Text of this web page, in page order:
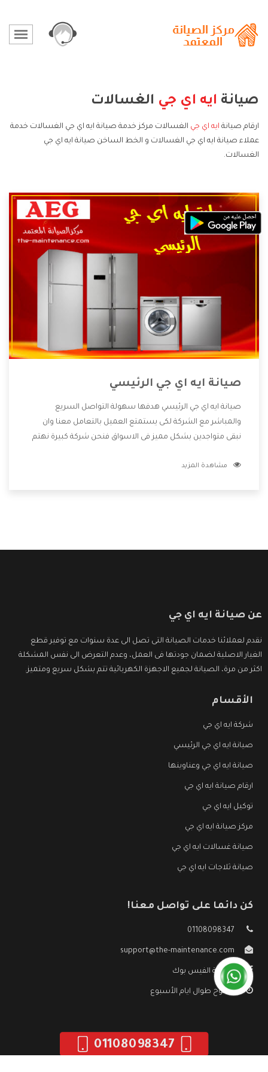
صيانة ايه اي جي الغسالات
ارقام صيانة ايه اي جي الغسالات مركز خدمة صيانة ايه اي جي الغسالات خدمة
عملاء صيانة ايه اي جي الغسالات و الخط الساخن صيانة ايه اي جي
الغسالات.
صيانة ايه اي جي الرئيسي
صيانة ايه اي جي الرئيسي هدفها سهولة التواصل السريع
والمباشر مع الشركة لكى يستمتع العميل بالتعامل معنا وان
نبقى متواجدين بشكل مميز فى الاسواق فنحن شركة كبيرة نهتم
الشركة بها والتى تكون منها خدمة الصيانة التى تكون من أهم
مشاهدة المزيد
عن صيانة ايه اي جي
نقدم لعملائنا خدمات الصيانة التى تصل الى عدة سنوات مع توفير قطع
الغيار الاصلية لضمان جودتها فى العمل، وعدم التعرض الى نفس المشكلة
اكثر من مرة، الصيانة لجميع الاجهزة الكهربائية تتم بشكل سريع ومتميز.
الأقسام
شركة ايه اي جي
صيانة ايه اي جي الرئيسي
صيانة ايه اي جي وعناوينها
ارقام صيانة ايه اي جي
توكيل ايه اي جي
مركز صيانة ايه اي جي
صيانة غسالات ايه اي جي
صيانة ثلاجات ايه اي جي
كن دائما على تواصل معنا!
01108098347
support@the-maintenance.com
صفحة الفيس بوك
مفتوح طوال ايام الأسبوع
01108098347